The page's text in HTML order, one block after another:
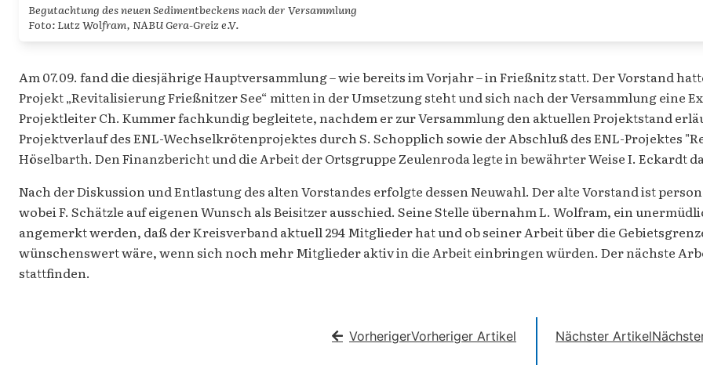
Begutachtung des neuen Sedimentbeckens nach der Versammlung
Foto: Lutz Wolfram, NABU Gera-Greiz e.V.
Am 07.09. fand die diesjährige Hauptversammlung – wie bereits im Vorjahr – in Frießnitz statt. Der Vorstand
Projekt „Revitalisierung Frießnitzer See“ mitten in der Umsetzung steht und sich nach der Versammlung eine
Projektleiter Ch. Kummer fachkundig begleitete, nachdem er zur Versammlung den aktuellen Projektstand
Projektverlauf des ENL-Wechselkrötenprojektes durch S. Schopplich sowie der Abschluß des ENL-Projektes
Höselbarth. Den Finanzbericht und die Arbeit der Ortsgruppe Zeulenroda legte in bewährter Weise I. Eckardt
Nach der Diskussion und Entlastung des alten Vorstandes erfolgte dessen Neuwahl. Der alte Vorstand ist
wobei F. Schätzle auf eigenen Wunsch als Beisitzer ausschied. Seine Stelle übernahm L. Wolfram, ein
angemerkt werden, daß der Kreisverband aktuell 294 Mitglieder hat und ob seiner Arbeit über die
wünschenswert wäre, wenn sich noch mehr Mitglieder aktiv in die Arbeit einbringen würden. Der nächste
stattfinden.
VorherigerVorheriger Artikel Nächster Artikel